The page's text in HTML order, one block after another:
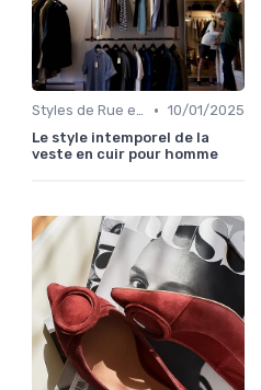
Styles de Rue et Looks du Moment • 10/01/2025
Le style intemporel de la
veste en cuir pour homme